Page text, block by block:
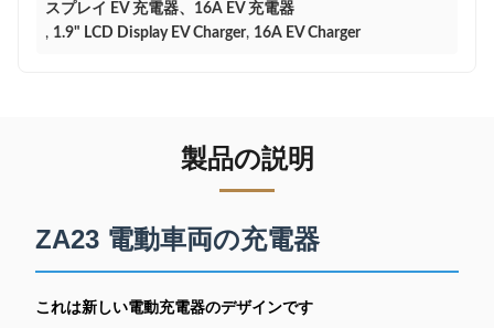
スプレイ EV 充電器、16A EV 充電器
, 1.9" LCD Display EV Charger, 16A EV Charger
製品の説明
ZA23 電動車両の充電器
これは新しい電動充電器のデザインです